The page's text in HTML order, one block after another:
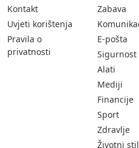
Kontakt
Uvjeti korištenja
Pravila o
privatnosti
Zabava
E-pošta
Sigurnost
Alati
Mediji
Financije
Sport
Zdravlje
Životni stil